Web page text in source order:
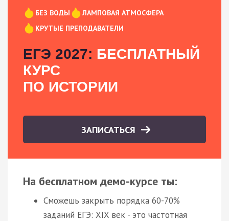
БЕЗ ВОДЫ
ЛАМПОВАЯ АТМОСФЕРА
КРУТЫЕ ПРЕПОДАВАТЕЛИ
ЕГЭ 2027: БЕСПЛАТНЫЙ
КУРС
ПО ИСТОРИИ
ЗАПИСАТЬСЯ
На бесплатном демо-курсе ты:
Сможешь закрыть порядка 60-70%
заданий ЕГЭ: XIX век - это частотная